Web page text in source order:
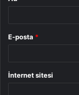
E-posta *
İnternet sitesi